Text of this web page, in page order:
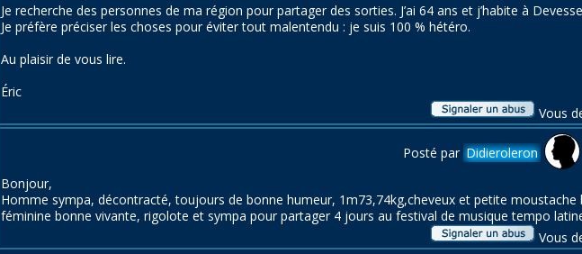
Je recherche des personnes de ma région pour partager des sorties. J’ai 64 ans et j’habite à
Je préfère préciser les choses pour éviter tout malentendu : je suis 100 % hétéro.
Au plaisir de vous lire.
Éric
Vous
Posté par Didieroleron
Bonjour,
Homme sympa, décontracté, toujours de bonne humeur, 1m73,74kg,cheveux et petite moustache
féminine bonne vivante, rigolote et sympa pour partager 4 jours au festival de musique tempo
Vous